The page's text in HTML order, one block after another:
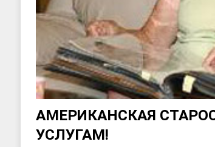
АМЕРИКАНСКАЯ
УСЛУГАМ!